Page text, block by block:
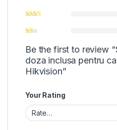
Be the first to review
doza inclusa pentru
Hikvision”
Your Rating